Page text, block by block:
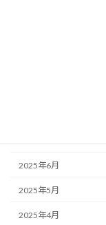
2025年6月
2025年5月
2025年4月